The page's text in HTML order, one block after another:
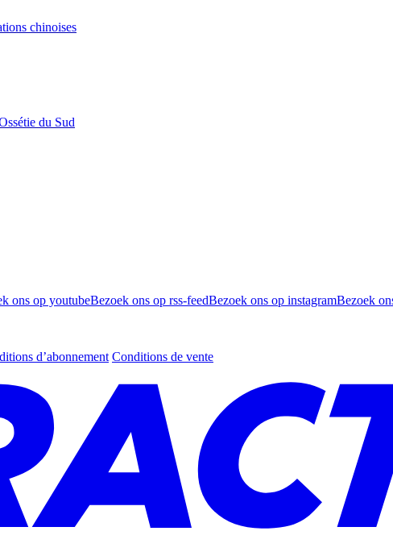
chinoises
du Sud
ons op youtubeBezoek ons op rss-feedBezoek ons op instagramBezoek
d’abonnement Conditions de vente